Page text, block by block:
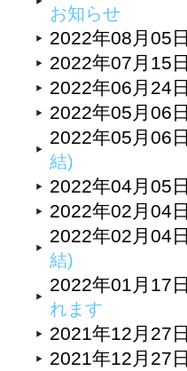
お知らせ
2022年08月05日
2022年07月15日
2022年06月24日
2022年05月06日
2022年05月06日
結)
2022年04月05日
2022年02月04日
2022年02月04日
結)
2022年01月17日
れます
2021年12月27日
2021年12月27日